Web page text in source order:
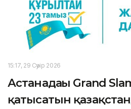
15:17, 29 Сәуір 2026
Астанадағы Grand
қатысатын